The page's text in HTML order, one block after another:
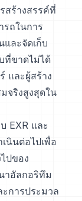
สร้างสรรค์ที่
รถในการ
และจัดเก็บ
ที่ขาดไม่ได้
และผู้สร้าง
จริงสูงสุดใน
EXR และ
นินต่อไปเพื่อ
ปของ
าอัลกอริทึม
การประมวล